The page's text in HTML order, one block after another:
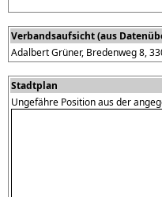
Verbandsaufsicht (aus
Adalbert Grüner, Bredenweg 8,
Stadtplan
Ungefähre Position aus der